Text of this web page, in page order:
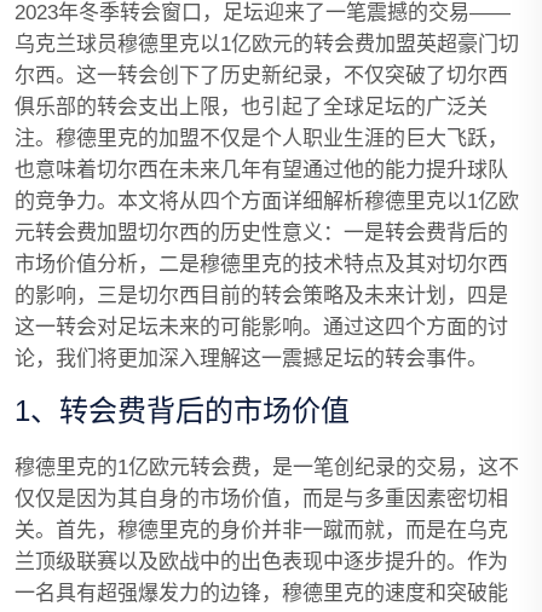
2023年冬季转会窗口，足坛迎来了一笔震撼的交易——
乌克兰球员穆德里克以1亿欧元的转会费加盟英超豪门切
尔西。这一转会创下了历史新纪录，不仅突破了切尔西
俱乐部的转会支出上限，也引起了全球足坛的广泛关
注。穆德里克的加盟不仅是个人职业生涯的巨大飞跃，
也意味着切尔西在未来几年有望通过他的能力提升球队
的竞争力。本文将从四个方面详细解析穆德里克以1亿欧
元转会费加盟切尔西的历史性意义：一是转会费背后的
市场价值分析，二是穆德里克的技术特点及其对切尔西
的影响，三是切尔西目前的转会策略及未来计划，四是
这一转会对足坛未来的可能影响。通过这四个方面的讨
论，我们将更加深入理解这一震撼足坛的转会事件。
1、转会费背后的市场价值
穆德里克的1亿欧元转会费，是一笔创纪录的交易，这不
仅仅是因为其自身的市场价值，而是与多重因素密切相
关。首先，穆德里克的身价并非一蹴而就，而是在乌克
兰顶级联赛以及欧战中的出色表现中逐步提升的。作为
一名具有超强爆发力的边锋，穆德里克的速度和突破能